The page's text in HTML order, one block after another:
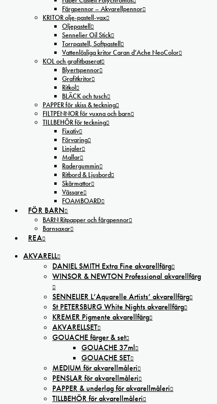
Färgpennor – Akvarellpennor
KRITOR olje-pastell-vax
Oljepastell
Sennelier Oil Stick
Torrpastell, Softpastell
Vattenlösliga kritor Caran d’Ache NeoColor
KOL och grafitbaserat
Blyertspennor
Grafitkritor
Ritkol
BLÄCK och tusch
PAPPER för skiss & teckning
FILTPENNOR för vuxna och barn
TILLBEHÖR för teckning
Fixativ
Förvaring
Linjaler
Mallar
Radergummin
Ritbord & Ljusbord
Skärmattor
Vässare
FOAMBOARD
FÖR BARN
BARN Ritpapper och färgpennor
Barnsaxar
REA
AKVARELL
DANIEL SMITH Extra Fine akvarellfärg
WINSOR & NEWTON Professional akvarellfärg
SENNELIER L’Aquarelle Artists’ akvarellfärg
St PETERSBURG White Nights akvarellfärg
KREMER Pigmente akvarellfärg
AKVARELLSET
GOUACHE färger & set
GOUACHE 37ml
GOUACHE SET
MEDIUM för akvarellmåleri
PENSLAR för akvarellmåleri
PAPPER & underlag för akvarellmåleri
TILLBEHÖR för akvarellmåleri